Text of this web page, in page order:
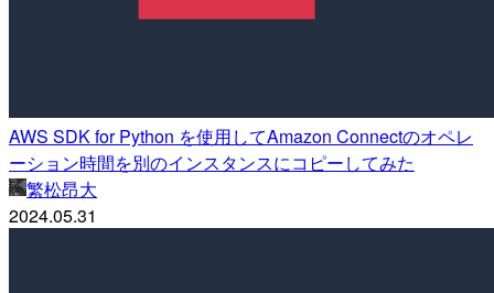
AWS SDK for Python を使用してAmazon Connectのオペレ
ーション時間を別のインスタンスにコピーしてみた
繁松昂大
2024.05.31